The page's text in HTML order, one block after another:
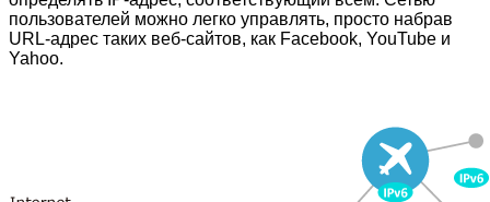
пользователей можно легко управлять, просто набрав
URL-адрес таких веб-сайтов, как Facebook, YouTube и
Yahoo.